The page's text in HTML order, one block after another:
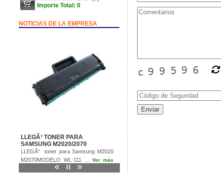
Enviar
Importe Total: 0
NOTICIAS DE LA EMPRESA
LLEGÃ³ TONER PARA
SAMSUNG M2020/2070
LLEGÃ“ toner para Samsung M2020
M2070MODELO WL-111 ... Ver más